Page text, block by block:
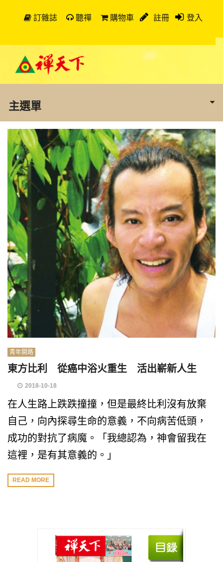
訂雜誌 聽禪 購物車 註冊 登入
主選單
青年開路
東方比利 從癌中浴火重生 活出嶄新人生
2018-10-18
在人生路上跌跌撞撞，但是最終比利沒有放棄
自己，向內探尋生命的意義，不向病苦低頭，
成功的對抗了病魔。「我總認為，神會留我在
這裡，是有其意義的。」
READ MORE